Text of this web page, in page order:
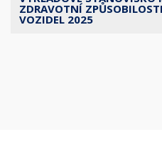
ZDRAVOTNÍ
VOZIDEL 2025